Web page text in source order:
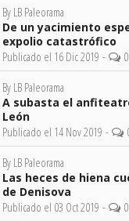
By LB Paleorama
De un yacimiento
expolio catastrófico
Publicado el 16 Dic 2019 -
By LB Paleorama
A subasta el
León
Publicado el 14 Nov 2019 -
By LB Paleorama
Las heces de hiena
de Denisova
Publicado el 03 Oct 2019 -